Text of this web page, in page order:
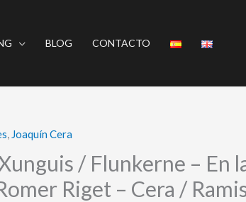
BLOG CONTACTO
, Joaquín Cera
/ Flunkerne – En
Riget – Cera /